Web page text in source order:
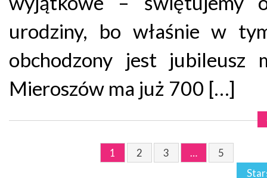
urodziny, bo właśnie w
obchodzony jest jubileusz
Mieroszów ma już 700 […]
1 2 3 …
5